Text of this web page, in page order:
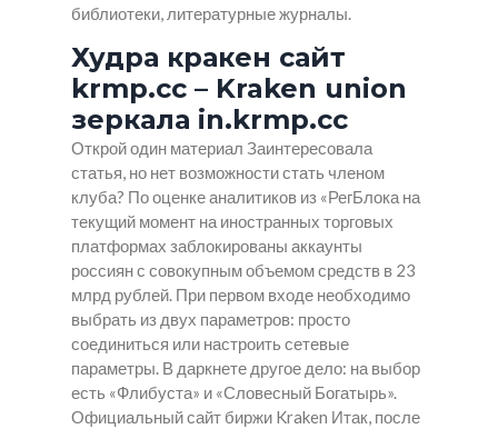
библиотеки, литературные журналы.
Худра кракен сайт
krmp.cc – Kraken union
зеркала in.krmp.cc
Открой один материал Заинтересовала
статья, но нет возможности стать членом
клуба? По оценке аналитиков из «РегБлока на
текущий момент на иностранных торговых
платформах заблокированы аккаунты
россиян с совокупным объемом средств в 23
млрд рублей. При первом входе необходимо
выбрать из двух параметров: просто
соединиться или настроить сетевые
параметры. В даркнете другое дело: на выбор
есть «Флибуста» и «Словесный Богатырь».
Официальный сайт биржи Kraken Итак, после